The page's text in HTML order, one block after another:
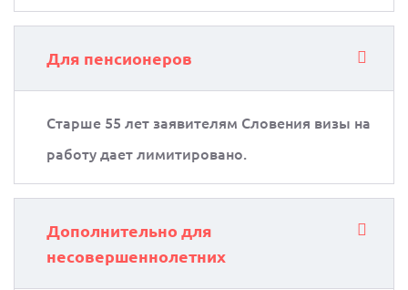
Для пенсионеров
Старше 55 лет заявителям Словения визы на
работу дает лимитировано.
Дополнительно для
несовершеннолетних